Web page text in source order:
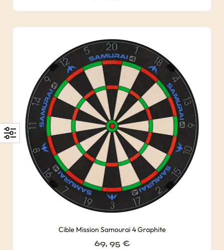
Cible Mission Samourai 4 Graphite
69, 95 €